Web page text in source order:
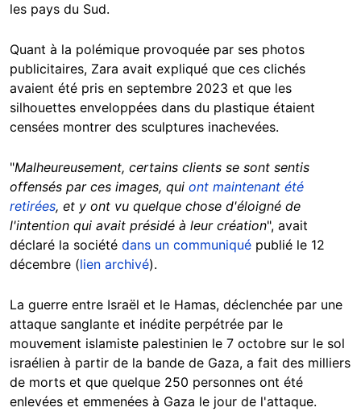
les pays du Sud.
Quant à la polémique provoquée par ses photos
publicitaires, Zara avait expliqué que ces clichés
avaient été pris en septembre 2023 et que les
silhouettes enveloppées dans du plastique étaient
censées montrer des sculptures inachevées.
"Malheureusement, certains clients se sont sentis
offensés par ces images, qui ont maintenant été
retirées, et y ont vu quelque chose d'éloigné de
l'intention qui avait présidé à leur création", avait
déclaré la société dans un communiqué publié le 12
décembre (lien archivé).
La guerre entre Israël et le Hamas, déclenchée par une
attaque sanglante et inédite perpétrée par le
mouvement islamiste palestinien le 7 octobre sur le sol
israélien à partir de la bande de Gaza, a fait des milliers
de morts et que quelque 250 personnes ont été
enlevées et emmenées à Gaza le jour de l'attaque.